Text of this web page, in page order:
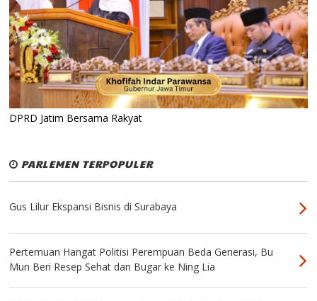
DPRD Jatim Bersama Rakyat
PARLEMEN TERPOPULER
Gus Lilur Ekspansi Bisnis di Surabaya
Pertemuan Hangat Politisi Perempuan Beda Generasi, Bu
Mun Beri Resep Sehat dan Bugar ke Ning Lia